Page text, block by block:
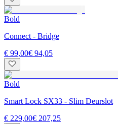
Bold
Connect - Bridge
€ 99,00€ 94,05
Bold
Smart Lock SX33 - Slim Deurslot
€ 229,00€ 207,25